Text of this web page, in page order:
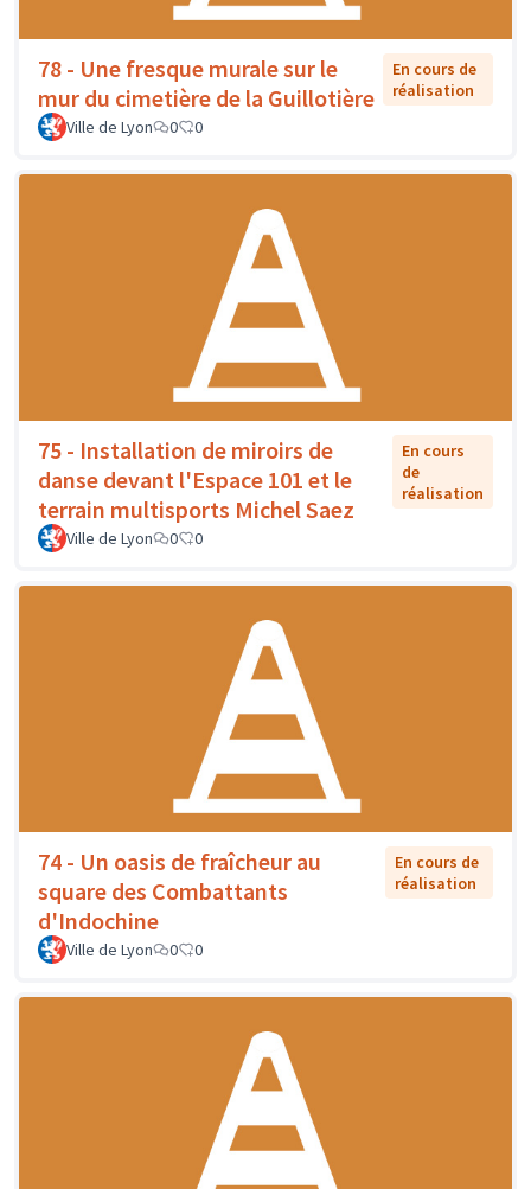
78 - Une fresque murale sur le
mur du cimetière de la Guillotière
En cours de
réalisation
Ville de Lyon
0 0
75 - Installation de miroirs de
danse devant l'Espace 101 et le
terrain multisports Michel Saez
En cours
de
réalisation
Ville de Lyon 0 0
74 - Un oasis de fraîcheur au
square des Combattants
d'Indochine
En cours de
réalisation
Ville de Lyon 0 0